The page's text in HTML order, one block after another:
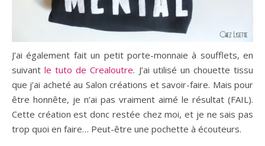
J’ai également fait un petit porte-monnaie à soufflets, en
suivantle tuto de Crealoutre. J’ai utilisé un chouette tissu
que j’ai acheté au Salon créations et savoir-faire. Mais pour
être honnête, je n’ai pas vraiment aimé le résultat (FAIL).
Cette création est donc restée chez moi, et je ne sais pas
trop quoi en faire… Peut-être une pochette à écouteurs.